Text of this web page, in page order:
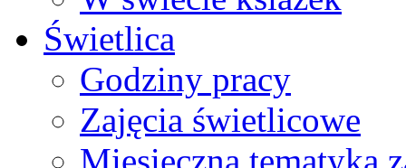
Świetlica
Godziny pracy
Zajęcia świetlicowe